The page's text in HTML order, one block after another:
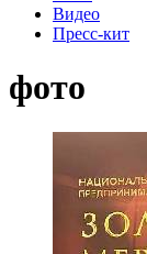
Видео
Пресс-кит
фото